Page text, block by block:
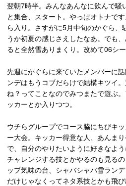
翌朝7時半。みんなあんなに飲んで騒
と集合、スタート。やっぱオトナで
ら入り。さすがに5月中旬のかぐら
うか初夏の感じさえしたなあ。でも
ると全然雪ありまくり。改めて06シ
先週にかぐらに来ていたメンバーに
ンデはもうコブだらけで結構キツイ
ね？ってことなのでみつまたで遊ぶ
ッカーとか入りつつ。
ウチらグループでコース脇にちびキ
ー大会。キッカー得意な人、あんま
で、自分のやりたいように好きなよ
チャレンジする技とかやるのも見る
ップ気味の台、シャバシャバ雪ラン
だけじゃなくってネタ系技とかも飛び